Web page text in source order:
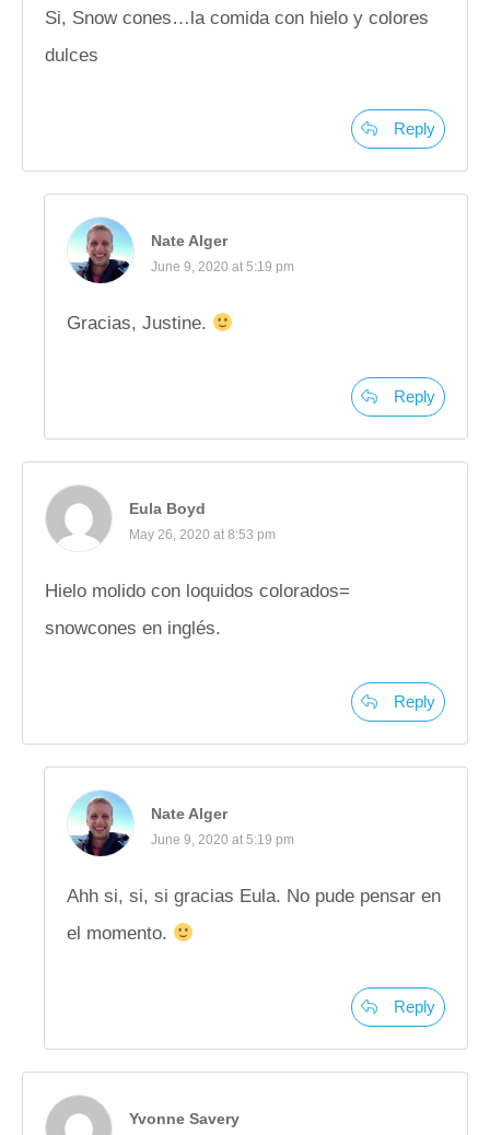
Si, Snow cones…la comida con hielo y colores
dulces
Reply
Nate Alger
June 9, 2020 at 5:19 pm
Gracias, Justine.
Reply
Eula Boyd
May 26, 2020 at 8:53 pm
Hielo molido con loquidos colorados=
snowcones en inglés.
Reply
Nate Alger
June 9, 2020 at 5:19 pm
Ahh si, si, si gracias Eula. No pude pensar en
el momento.
Reply
Yvonne Savery